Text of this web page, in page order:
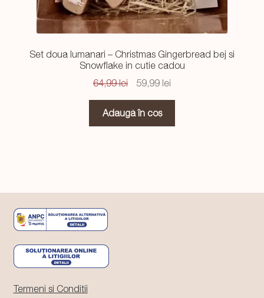
Set doua lumanari – Christmas Gingerbread bej si
Snowflake in cutie cadou
64,99lei
Prețul
a
fost:
59,99 leiPrețul
59,99 lei.
Adaugă în coș
Termeni si Conditii